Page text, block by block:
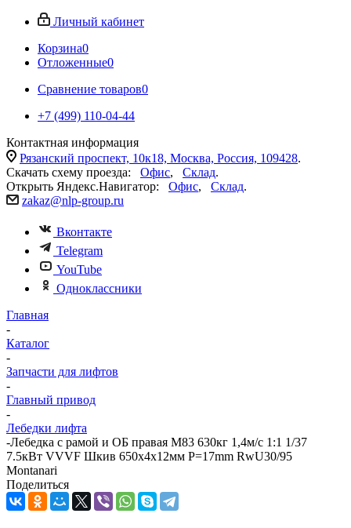
Личный кабинет
Корзина0
Отложенные0
Сравнение товаров0
+7 (499) 110-04-44
Контактная информация
Рязанский проспект, 10к18, Москва, Россия, 109428.
Скачать схему проезда: Офис, Склад.
Открыть Яндекс.Навигатор: Офис, Склад.
zakaz@nlp-group.ru
Вконтакте
Telegram
YouTube
Одноклассники
Главная
-
Каталог
-
Запчасти для лифтов
-
Главный привод
-
Лебедки лифта
-Лебедка с рамой и ОБ правая М83 630кг 1,4м/с 1:1 1/37
7.5кВт VVVF Шкив 650х4x12мм P=17mm RwU30/95
Montanari
Поделиться